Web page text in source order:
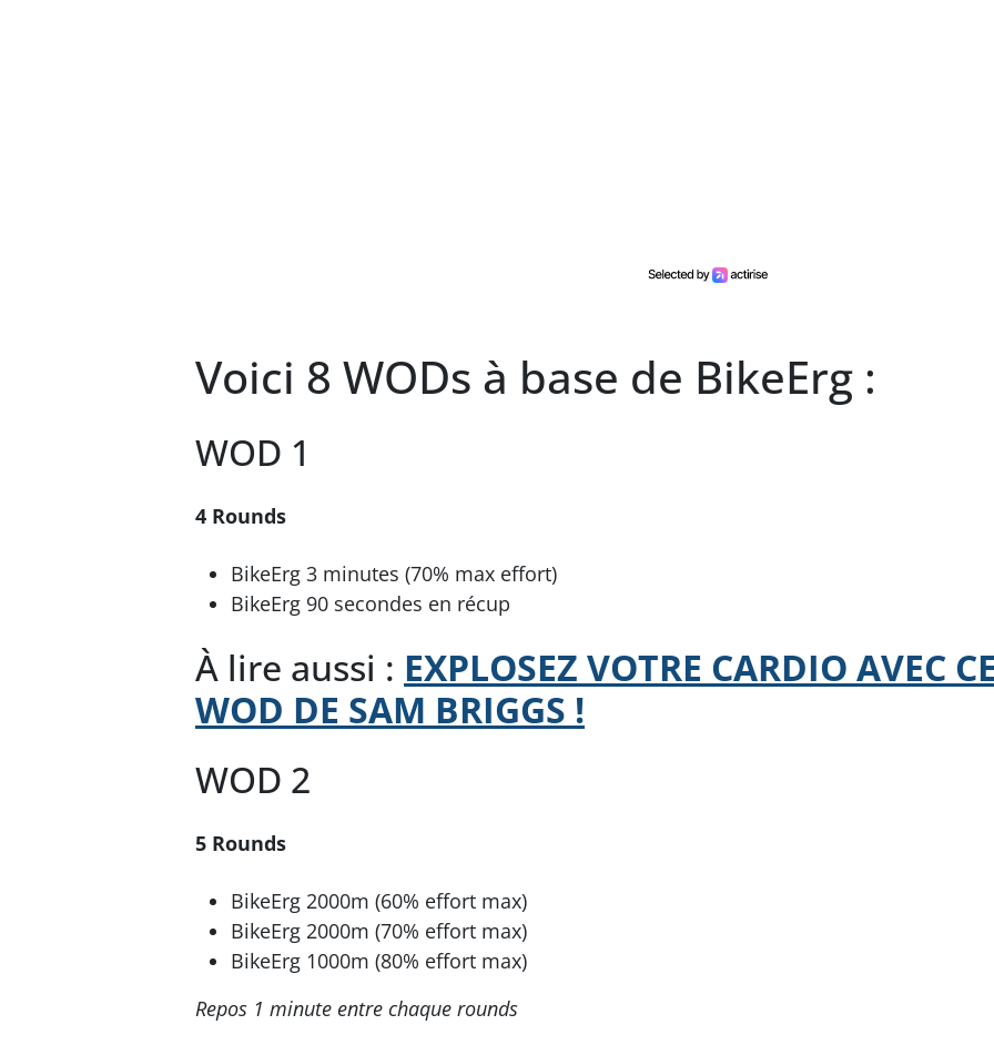
Voici 8 WODs à base de BikeErg :
WOD 1
4 Rounds
BikeErg 3 minutes (70% max effort)
BikeErg 90 secondes en récup
À lire aussi : EXPLOSEZ VOTRE CARDIO AVEC
WOD DE SAM BRIGGS !
WOD 2
5 Rounds
BikeErg 2000m (60% effort max)
BikeErg 2000m (70% effort max)
BikeErg 1000m (80% effort max)
Repos 1 minute entre chaque rounds